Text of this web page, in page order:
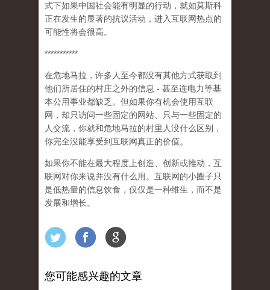
式下如果中国社会能有明显的行动，就如莫斯科
正在发生的显著的抗议活动，进入互联网热点的
可能性将会很高。
***********
在危地马拉，许多人至今都没有其他方式获取到
他们所居住的村庄之外的信息 - 甚至连电力等基
本公用事业都缺乏。但如果你有机会使用互联
网，却只访问一些固定的网站、只与一些固定的
人交流，你就和危地马拉的村里人没什么区别，
你完全没能享受到互联网真正的价值。
如果你不能在最大程度上创造、创新或推动，互
联网对你来说并没有什么用。互联网的小圈子只
是低热量的信息饮食，仅仅是一种维生，而不是
发展和增长。
您可能感兴趣的文章